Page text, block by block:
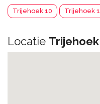
Trijehoek 10 Trijehoek
Locatie Trijehoek